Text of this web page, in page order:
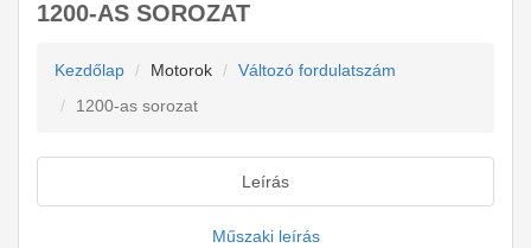
1200-AS SOROZAT
Kezdőlap Motorok
Változó fordulatszám
1200-as sorozat
Leírás
Műszaki leírás